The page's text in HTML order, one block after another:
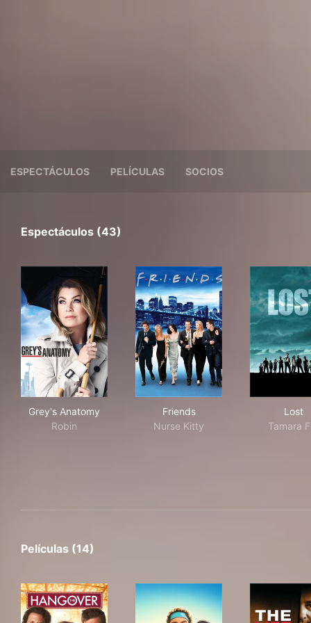
ESPECTÁCULOS PELÍCULAS SOCIOS
Espectáculos (43)
Grey's Anatomy
Robin
Friends
Nurse Kitty
Lost
Tamara
Películas (14)